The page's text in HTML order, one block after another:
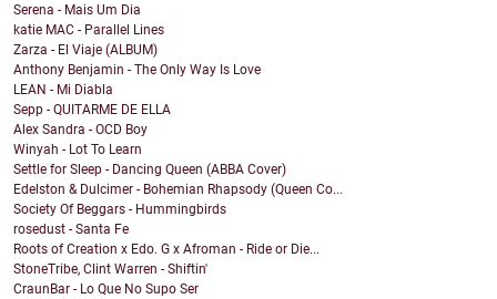
Serena - Mais Um Dia
katie MAC - Parallel Lines
Zarza - El Viaje (ALBUM)
Anthony Benjamin - The Only Way Is Love
LEAN - Mi Diabla
Sepp - QUITARME DE ELLA
Alex Sandra - OCD Boy
Winyah - Lot To Learn
Settle for Sleep - Dancing Queen (ABBA Cover)
Edelston & Dulcimer - Bohemian Rhapsody (Queen Co...
Society Of Beggars - Hummingbirds
rosedust - Santa Fe
Roots of Creation x Edo. G x Afroman - Ride or Die...
StoneTribe, Clint Warren - Shiftin'
CraunBar - Lo Que No Supo Ser